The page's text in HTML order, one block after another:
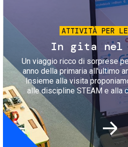
ATTIVITÀ PER LE
In gita nel
Un viaggio ricco di sorprese
anno della primaria all'ultimo
Insieme alla visita
alle discipline STEAM e alla